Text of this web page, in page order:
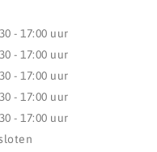
- 17:00 uur
- 17:00 uur
- 17:00 uur
- 17:00 uur
- 17:00 uur